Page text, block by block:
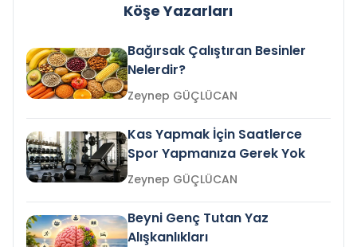
Köşe Yazarları
Bağırsak Çalıştıran Besinler
Nelerdir?
Zeynep GÜÇLÜCAN
Kas Yapmak İçin Saatlerce
Spor Yapmanıza Gerek Yok
Zeynep GÜÇLÜCAN
Beyni Genç Tutan Yaz
Alışkanlıkları